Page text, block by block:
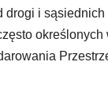
drogi i sąsiednich
określonych